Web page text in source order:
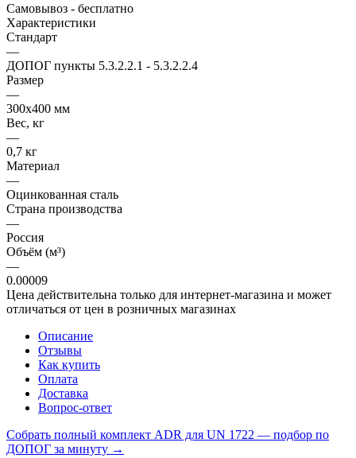
Самовывоз - бесплатно
Характеристики
Стандарт
—
ДОПОГ пункты 5.3.2.2.1 - 5.3.2.2.4
Размер
—
300х400 мм
Вес, кг
—
0,7 кг
Материал
—
Оцинкованная сталь
Страна производства
—
Россия
Объём (м³)
—
0.00009
Цена действительна только для интернет-магазина и может
отличаться от цен в розничных магазинах
Описание
Отзывы
Как купить
Оплата
Доставка
Вопрос-ответ
Собрать полный комплект ADR для UN 1722 — подбор по
ДОПОГ за минуту →